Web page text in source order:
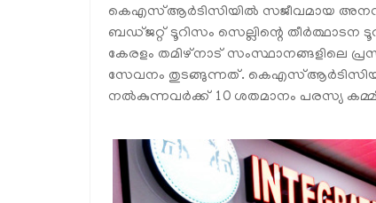
കെഎസ്ആർടിസിയിൽ സജീവമായ
ബഡ്ജറ്റ് ടൂറിസം സെല്ലിന്റെ തീർത്ഥാടന
കേരളം തമിഴ്‌നാട് സംസ്ഥാനങ്ങളിലെ
സേവനം തുടങ്ങുന്നത്.
നൽകുന്നവർക്ക് 10 ശതമാനം പരസ്യ